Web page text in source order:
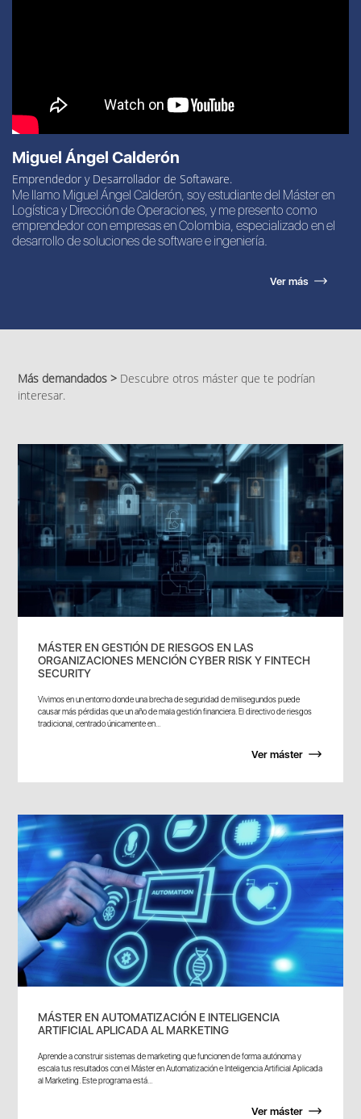
Miguel Ángel Calderón
Emprendedor y Desarrollador de Softaware.
Me llamo Miguel Ángel Calderón, soy estudiante del Máster en
Logística y Dirección de Operaciones, y me presento como
emprendedor con empresas en Colombia, especializado en el
desarrollo de soluciones de software e ingeniería.
Ver más
Más demandados > Descubre otros máster que te podrían
interesar.
MÁSTER EN GESTIÓN DE RIESGOS EN LAS
ORGANIZACIONES MENCIÓN CYBER RISK Y FINTECH
SECURITY
Vivimos en un entorno donde una brecha de seguridad de milisegundos puede
causar más pérdidas que un año de mala gestión financiera. El directivo de riesgos
tradicional, centrado únicamente en...
Ver máster
MÁSTER EN AUTOMATIZACIÓN E INTELIGENCIA
ARTIFICIAL APLICADA AL MARKETING
Aprende a construir sistemas de marketing que funcionen de forma autónoma y
escala tus resultados con el Máster en Automatización e Inteligencia Artificial Aplicada
al Marketing. Este programa está...
Ver máster